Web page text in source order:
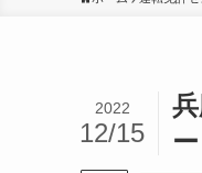
2022
12/15